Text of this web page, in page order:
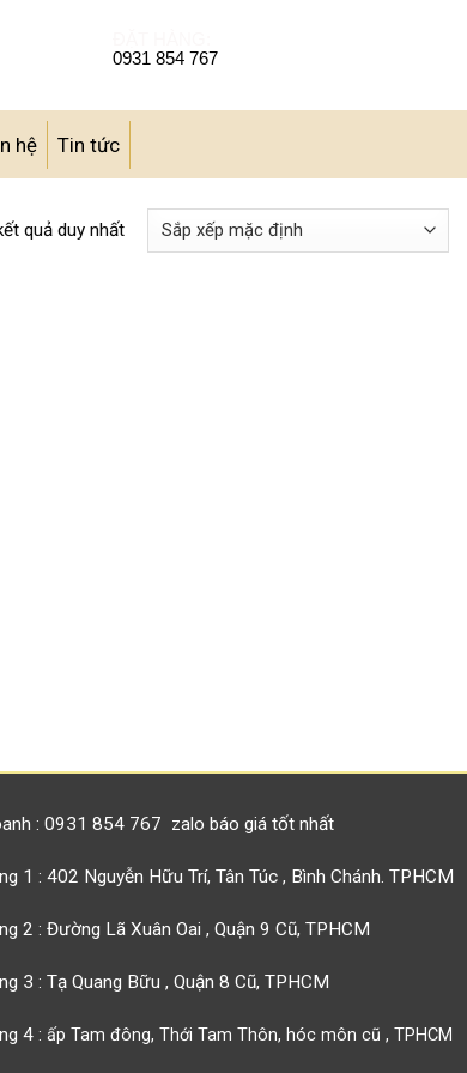
0931 854 767
hệ Tin tức
quả duy nhất
: 0931 854 767 zalo báo giá tốt nhất
1 : 402 Nguyễn Hữu Trí, Tân Túc , Bình Chánh. TPHCM
2 : Đường Lã Xuân Oai , Quận 9 Cũ, TPHCM
3 : Tạ Quang Bữu , Quận 8 Cũ, TPHCM
4 : ấp Tam đông, Thới Tam Thôn, hóc môn cũ , TPHCM